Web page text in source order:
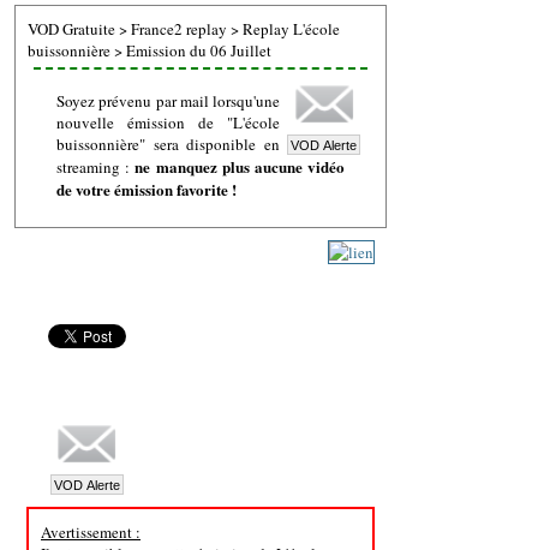
VOD Gratuite>France2 replay >Replay L'école
buissonnière>Emission du 06 Juillet
Soyez prévenu par mail lorsqu'une
nouvelle émission de "L'école
buissonnière" sera disponible en
streaming :ne manquez plus aucune vidéo
de votre émission favorite !
Avertissement :